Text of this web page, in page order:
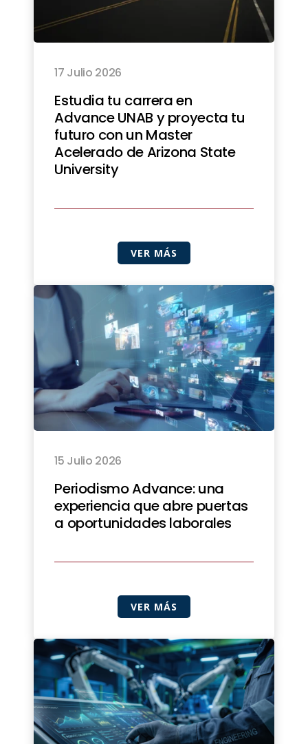
17 Julio 2026
Estudia tu carrera en
Advance UNAB y proyecta tu
futuro con un Master
Acelerado de Arizona State
University
VER MÁS
15 Julio 2026
Periodismo Advance: una
experiencia que abre puertas
a oportunidades laborales
VER MÁS